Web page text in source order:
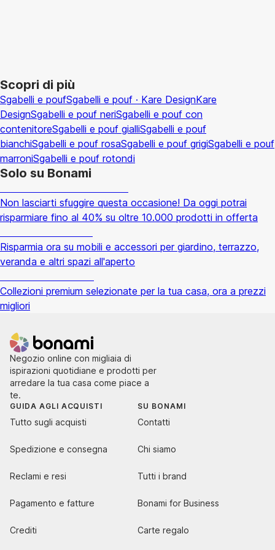
Scopri di più
Sgabelli e poufSgabelli e pouf · Kare DesignKare
DesignSgabelli e pouf neriSgabelli e pouf con
contenitoreSgabelli e pouf gialliSgabelli e pouf
bianchiSgabelli e pouf rosaSgabelli e pouf grigiSgabelli e pouf
marroniSgabelli e pouf rotondi
Solo su Bonami
Non lasciarti sfuggire questa occasione! Da oggi potrai
risparmiare fino al 40% su oltre 10.000 prodotti in offerta
Risparmia ora su mobili e accessori per giardino, terrazzo,
veranda e altri spazi all'aperto
Collezioni premium selezionate per la tua casa, ora a prezzi
migliori
Negozio online con migliaia di
ispirazioni quotidiane e prodotti per
arredare la tua casa come piace a
te.
GUIDA AGLI ACQUISTI
Tutto sugli acquisti
Spedizione e consegna
Reclami e resi
Pagamento e fatture
Crediti
SU BONAMI
Contatti
Chi siamo
Tutti i brand
Bonami for Business
Carte regalo